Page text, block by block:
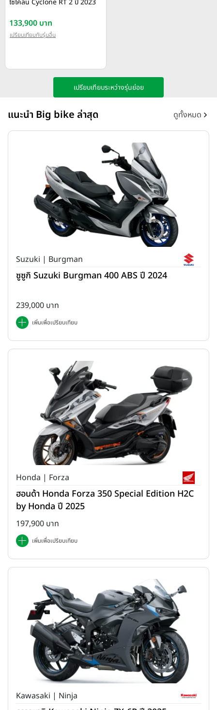
ไซโคลน Cyclone RT 2 ปี 2023
133,900 บาท
เปรียบเทียบกับรุ่นอื่น
เปรียบเทียบระหว่างรุ่นย่อย
แนะนำ Big bike ล่าสุด ดูทั้งหมด
Suzuki | Burgman
ซูซูกิ Suzuki Burgman 400 ABS ปี 2024
239,000 บาท
เพิ่มเพื่อเปรียบเทียบ
Honda | Forza
ฮอนด้า Honda Forza 350 Special Edition H2C
by Honda ปี 2025
197,900 บาท
เพิ่มเพื่อเปรียบเทียบ
Kawasaki | Ninja